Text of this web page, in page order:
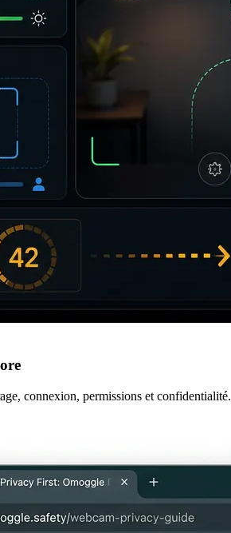
connexion, permissions et confidentialité.